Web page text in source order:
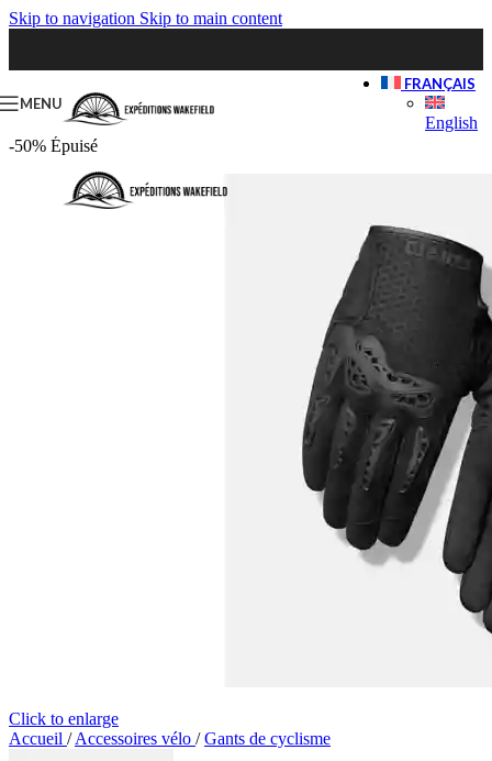
Skip to navigation Skip to main content
MENU
FRANÇAIS
English
-50% Épuisé
Click to enlarge
Accueil / Accessoires vélo / Gants de cyclisme